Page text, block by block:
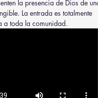
la presencia de Dios de una
La entrada es totalmente
a toda la comunidad.